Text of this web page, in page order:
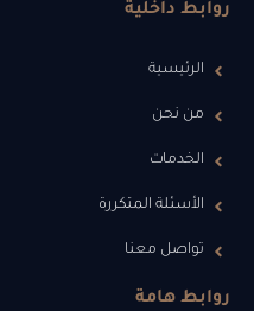
روابط داخلية
الرئيسية
من نحن
الخدمات
الأسئلة المتكررة
تواصل معنا
روابط هامة